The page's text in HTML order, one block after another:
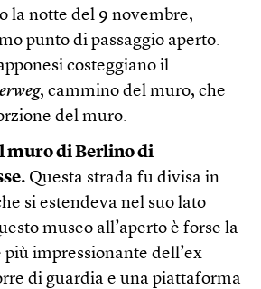
la notte del 9 novembre,
punto di passaggio aperto.
costeggiano il
, cammino del muro, che
del muro.
muro di Berlino di
Questa strada fu divisa in
si estendeva nel suo lato
museo all’aperto è forse la
impressionante dell’ex
di guardia e una piattaforma